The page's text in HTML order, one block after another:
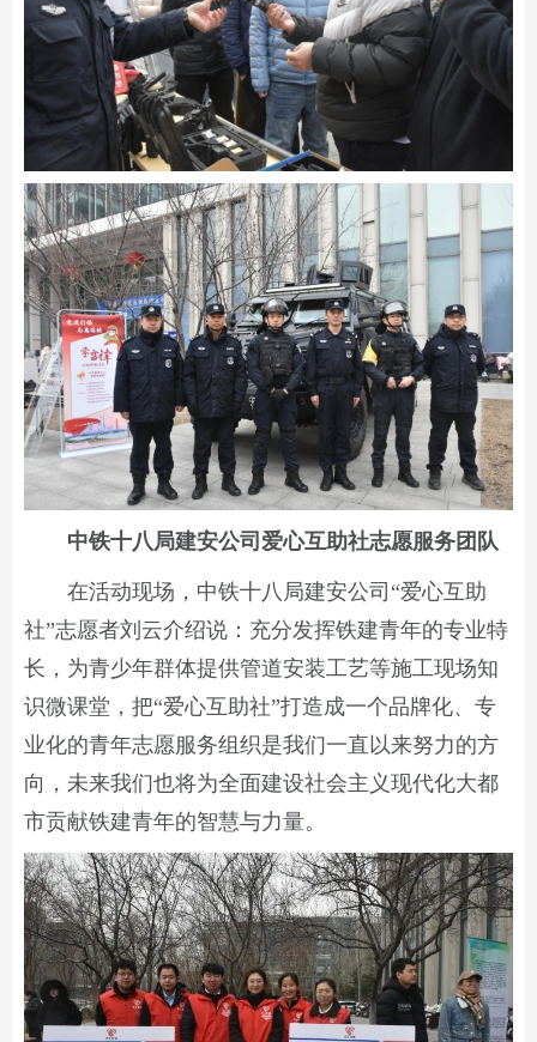
中铁十八局建安公司爱心互助社志愿服务团队
在活动现场，中铁十八局建安公司“爱心互助
社”志愿者刘云介绍说：充分发挥铁建青年的专业特
长，为青少年群体提供管道安装工艺等施工现场知
识微课堂，把“爱心互助社”打造成一个品牌化、专
业化的青年志愿服务组织是我们一直以来努力的方
向，未来我们也将为全面建设社会主义现代化大都
市贡献铁建青年的智慧与力量。